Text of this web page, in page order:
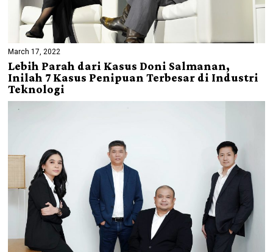
March 17, 2022
Lebih Parah dari Kasus Doni Salmanan,
Inilah 7 Kasus Penipuan Terbesar di Industri
Teknologi